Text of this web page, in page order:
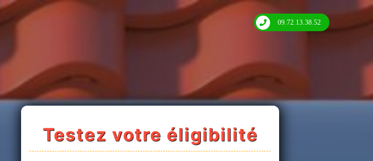
09.72.13.38.52
Testez votre éligibilité